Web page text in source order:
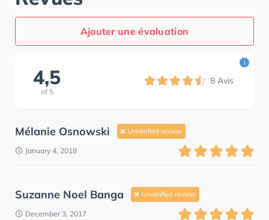
Ajouter une évaluation
4,5
of 5
8 Avis
i
Mélanie Osnowski Unverified review
January 4, 2018
Suzanne Noel Banga Unverified review
December 3, 2017